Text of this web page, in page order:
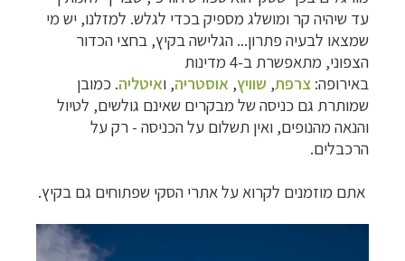
עד שיהיה קר ומושלג מספיק בכדי לגלש. למזלנו, יש מי
שמצאו לבעיה פתרון... הגלישה בקיץ, בחצי הכדור
הצפוני, מתאפשרת ב-4 מדינות
באירופה: צרפת, שוויץ, אוסטריה, ואיטליה. כמובן
שמותרת גם כניסה של מבקרים שאינם גולשים, לטיול
והנאה מהנופים, ואין תשלום על הכניסה - רק על
הרכבלים.
אתם מוזמנים לקרוא על אתרי הסקי שפתוחים גם בקיץ.